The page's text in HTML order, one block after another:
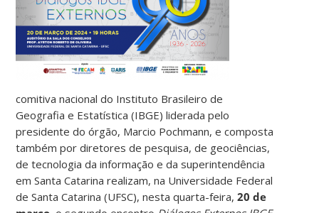
comitiva nacional do Instituto Brasileiro de
Geografia e Estatística (IBGE) liderada pelo
presidente do órgão, Marcio Pochmann, e composta
também por diretores de pesquisa, de geociências,
de tecnologia da informação e da superintendência
em Santa Catarina realizam, na Universidade Federal
de Santa Catarina (UFSC), nesta quarta-feira,20 de